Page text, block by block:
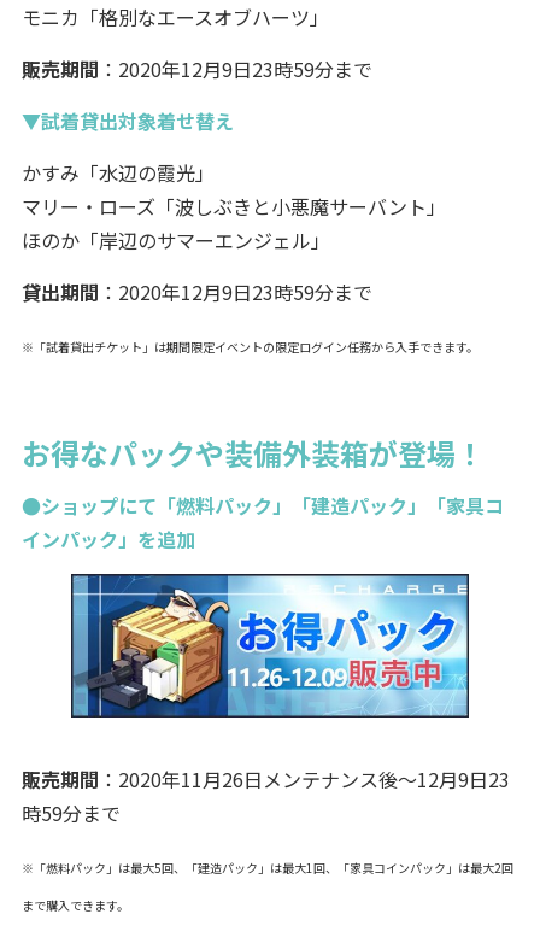
モニカ「格別なエースオブハーツ」
販売期間 ：2020年12月9日23時59分まで
▼試着貸出対象着せ替え
かすみ「水辺の霞光」
マリー・ローズ「波しぶきと小悪魔サーバント」
ほのか「岸辺のサマーエンジェル」
貸出期間 ：2020年12月9日23時59分まで
※「試着貸出チケット」は期間限定イベントの限定ログイン任務から入手できます。
お得なパックや装備外装箱が登場！
●ショップにて「燃料パック」「建造パック」「家具コ
インパック」を追加
販売期間 ：2020年11月26日メンテナンス後～12月9日23
時59分まで
※「燃料パック」は最大5回、「建造パック」は最大1回、「家具コインパック」は最大2回
まで購入できます。